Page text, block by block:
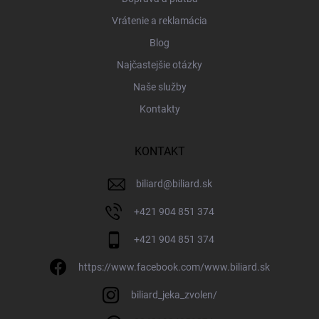
Vrátenie a reklamácia
Blog
Najčastejšie otázky
Naše služby
Kontakty
KONTAKT
biliard@biliard.sk
+421 904 851 374
+421 904 851 374
https://www.facebook.com/www.biliard.sk
biliard_jeka_zvolen/